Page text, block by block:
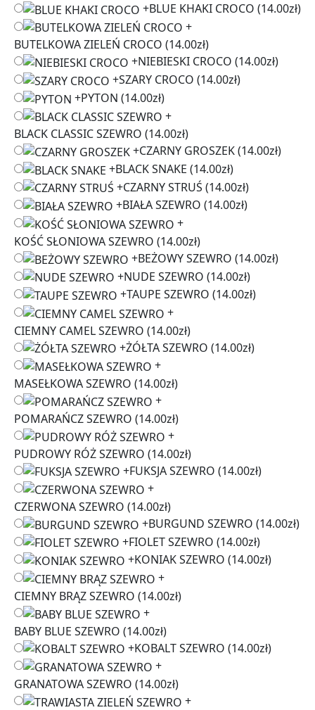
+BLUE KHAKI CROCO (14.00zł)
+
BUTELKOWA ZIELEŃ CROCO (14.00zł)
+NIEBIESKI CROCO (14.00zł)
+SZARY CROCO (14.00zł)
+PYTON (14.00zł)
+
BLACK CLASSIC SZEWRO (14.00zł)
+CZARNY GROSZEK(14.00zł)
+BLACK SNAKE (14.00zł)
+CZARNY STRUŚ (14.00zł)
+BIAŁA SZEWRO (14.00zł)
+
KOŚĆ SŁONIOWA SZEWRO (14.00zł)
+BEŻOWY SZEWRO (14.00zł)
+NUDE SZEWRO (14.00zł)
+TAUPE SZEWRO (14.00zł)
+
CIEMNY CAMEL SZEWRO (14.00zł)
+ŻÓŁTA SZEWRO (14.00zł)
+
MASEŁKOWA SZEWRO (14.00zł)
+
POMARAŃCZ SZEWRO (14.00zł)
+
PUDROWY RÓŻ SZEWRO (14.00zł)
+FUKSJA SZEWRO (14.00zł)
+
CZERWONA SZEWRO (14.00zł)
+BURGUND SZEWRO (14.00zł)
+FIOLET SZEWRO (14.00zł)
+KONIAK SZEWRO (14.00zł)
+
CIEMNY BRĄZ SZEWRO (14.00zł)
+
BABY BLUE SZEWRO (14.00zł)
+KOBALT SZEWRO (14.00zł)
+
GRANATOWA SZEWRO (14.00zł)
+